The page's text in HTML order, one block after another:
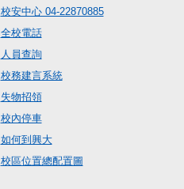
校安中心 04-22870885
全校電話
人員查詢
校務建言系統
失物招領
校內停車
如何到興大
校區位置總配置圖